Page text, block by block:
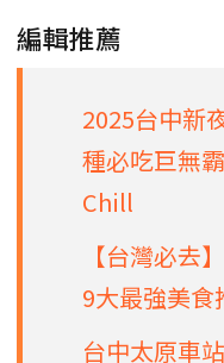
編輯推薦
2025台中新
種必吃巨無
Chill
【台灣必去
9大最強美食
台中太原車